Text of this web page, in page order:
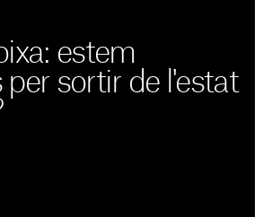
estem
per sortir de l'estat